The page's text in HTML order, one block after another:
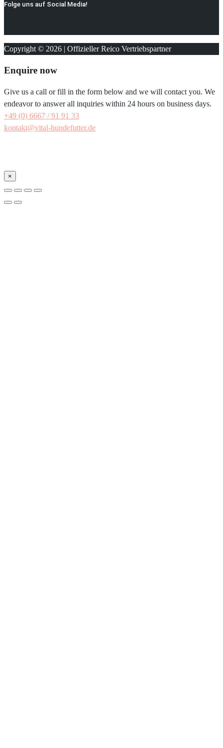
Folge uns auf Social Media!
Copyright © 2026 | Offizieller Reico Vertriebspartner
Enquire now
Give us a call or fill in the form below and we will contact you. We
endeavor to answer all inquiries within 24 hours on business days.
+49 (0) 6667 / 91 91 33
kontakt@vital-hundefutter.de
×